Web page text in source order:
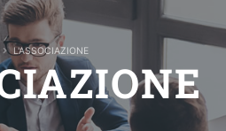
L'ASSOCIAZIONE